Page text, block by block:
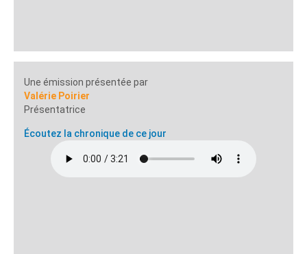
Une émission présentée par
Valérie Poirier
Présentatrice
Écoutez la chronique de ce jour